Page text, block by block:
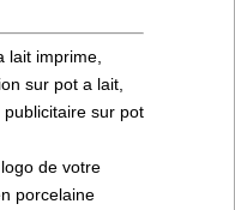
lait imprime,
sur pot a lait,
sur pot
de votre
porcelaine